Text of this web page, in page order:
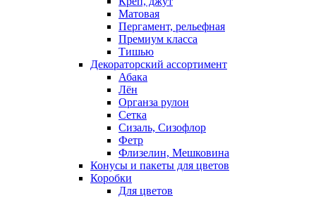
Матовая
Пергамент, рельефная
Премиум класса
Тишью
Декораторский ассортимент
Абака
Лён
Органза рулон
Сетка
Сизаль, Сизофлор
Фетр
Флизелин, Мешковина
Конусы и пакеты для цветов
Коробки
Для цветов